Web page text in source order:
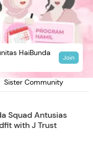
Sister Community
HaiBunda
Join
Squad Antusias
with J Trust